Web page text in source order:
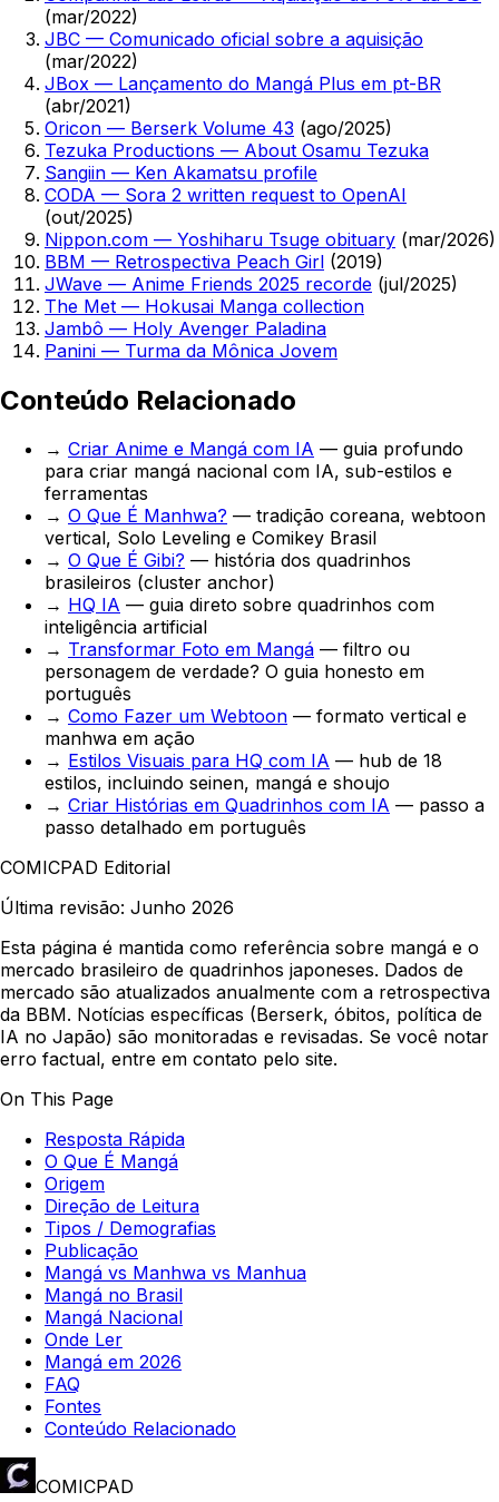
(mar/2022)
JBC — Comunicado oficial sobre a aquisição
(mar/2022)
JBox — Lançamento do Mangá Plus em pt-BR
(abr/2021)
Oricon — Berserk Volume 43 (ago/2025)
Tezuka Productions — About Osamu Tezuka
Sangiin — Ken Akamatsu profile
CODA — Sora 2 written request to OpenAI
(out/2025)
Nippon.com — Yoshiharu Tsuge obituary (mar/2026)
BBM — Retrospectiva Peach Girl (2019)
JWave — Anime Friends 2025 recorde (jul/2025)
The Met — Hokusai Manga collection
Jambô — Holy Avenger Paladina
Panini — Turma da Mônica Jovem
Conteúdo Relacionado
→ Criar Anime e Mangá com IA — guia profundo
para criar mangá nacional com IA, sub-estilos e
ferramentas
→ O Que É Manhwa? — tradição coreana, webtoon
vertical, Solo Leveling e Comikey Brasil
→ O Que É Gibi? — história dos quadrinhos
brasileiros (cluster anchor)
→ HQ IA — guia direto sobre quadrinhos com
inteligência artificial
→ Transformar Foto em Mangá — filtro ou
personagem de verdade? O guia honesto em
português
→ Como Fazer um Webtoon — formato vertical e
manhwa em ação
→ Estilos Visuais para HQ com IA — hub de 18
estilos, incluindo seinen, mangá e shoujo
→ Criar Histórias em Quadrinhos com IA — passo a
passo detalhado em português
COMICPAD Editorial
Última revisão: Junho 2026
Esta página é mantida como referência sobre mangá e o
mercado brasileiro de quadrinhos japoneses. Dados de
mercado são atualizados anualmente com a retrospectiva
da BBM. Notícias específicas (Berserk, óbitos, política de
IA no Japão) são monitoradas e revisadas. Se você notar
erro factual, entre em contato pelo site.
On This Page
Resposta Rápida
O Que É Mangá
Origem
Direção de Leitura
Tipos / Demografias
Publicação
Mangá vs Manhwa vs Manhua
Mangá no Brasil
Mangá Nacional
Onde Ler
Mangá em 2026
FAQ
Fontes
Conteúdo Relacionado
COMICPAD